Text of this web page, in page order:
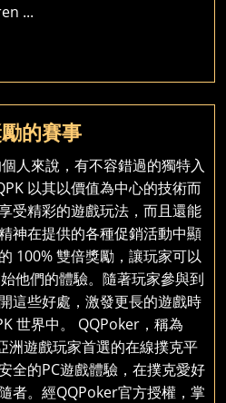
...
的賽事QQPK
提
供
豐
富
獎
勵
的
賽
事
人來說，有不容錯過的獨特入
以其以價值為中心的技術而
受精彩的遊戲玩法，而且還能
神在提供的各種促銷活動中顯
100% 雙倍獎勵，讓玩家可以
他們的體驗。隨著玩家參與到
這些好處，激發更長的遊戲時
世界中。 QQPoker，稱為
洲遊戲玩家首選的在線撲克平
全的PC遊戲體驗，在撲克愛好
者。經QQPoker官方授權，掌